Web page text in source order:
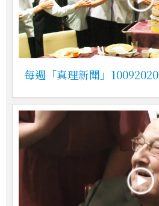
每週「真理新聞」10092020